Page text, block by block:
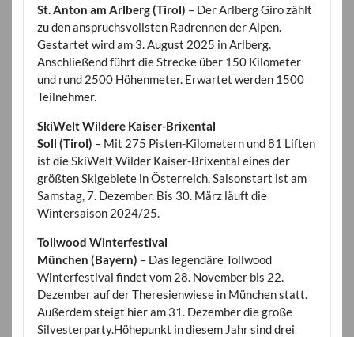
St. Anton am Arlberg (Tirol) – Der Arlberg Giro zählt
zu den anspruchsvollsten Radrennen der Alpen.
Gestartet wird am 3. August 2025 in Arlberg.
Anschließend führt die Strecke über 150 Kilometer
und rund 2500 Höhenmeter. Erwartet werden 1500
Teilnehmer.
SkiWelt Wildere Kaiser-Brixental
Soll (Tirol) – Mit 275 Pisten-Kilometern und 81 Liften
ist die SkiWelt Wilder Kaiser-Brixental eines der
größten Skigebiete in Österreich. Saisonstart ist am
Samstag, 7. Dezember. Bis 30. März läuft die
Wintersaison 2024/25.
Tollwood Winterfestival
München (Bayern) – Das legendäre Tollwood
Winterfestival findet vom 28. November bis 22.
Dezember auf der Theresienwiese in München statt.
Außerdem steigt hier am 31. Dezember die große
Silvesterparty.Höhepunkt in diesem Jahr sind drei